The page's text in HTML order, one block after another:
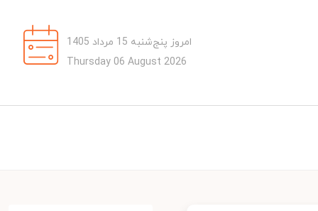
امروز پنج‌شنبه 15 مرداد 1405
Thursday 06 August 2026